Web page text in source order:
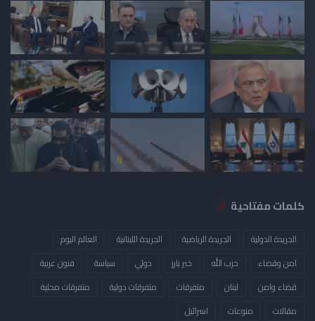
كلمات مفتاحية
الجريدة الدولية الجريدة الرياضية الجريدة اللبنانية
العالم اليوم
امن وقضاء
حزب الله خبر بارز دولي سياسة
فنون عربية
قضاء وامن
لبنان متفرقات متفرقات دولية
متفرقات محلية
مقالات
منوعات ​اسرائيل